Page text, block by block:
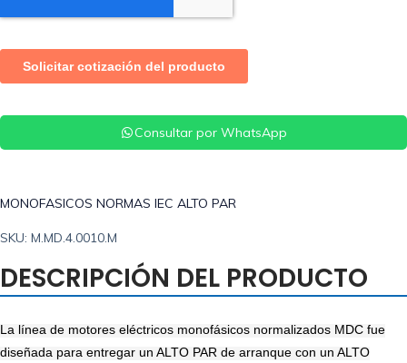
Consultar por WhatsApp
MONOFASICOS NORMAS IEC ALTO PAR
SKU: M.MD.4.0010.M
DESCRIPCIÓN DEL PRODUCTO
La línea de motores eléctricos monofásicos normalizados MDC fue
diseñada para entregar un ALTO PAR de arranque con un ALTO